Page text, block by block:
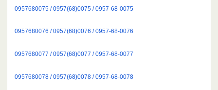
0957680075 / 0957(68)0075 / 0957-68-0075
0957680076 / 0957(68)0076 / 0957-68-0076
0957680077 / 0957(68)0077 / 0957-68-0077
0957680078 / 0957(68)0078 / 0957-68-0078